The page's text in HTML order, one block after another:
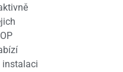
instalaci